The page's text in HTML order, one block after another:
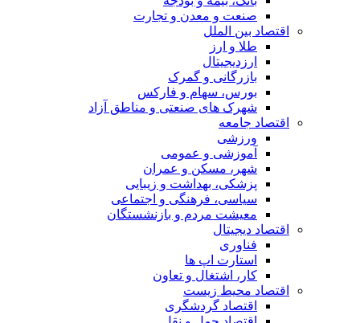
صنعت و معدن و تجارت
اقتصاد بین الملل
طلا و ارز
ارزدیجیتال
بازرگانی و گمرک
بورس، سهام و فارکس
شهرک های صنعتی و مناطق آزاد
اقتصاد جامعه
ورزشی
آموزشی و عمومی
شهر، مسکن و عمران
پزشکی، بهداشت و زیبایی
سیاسی، فرهنگی و اجتماعی
معیشت مردم و بازنشستگان
اقتصاد دیجیتال
فناوری
استارت اپ ها
کار، اشتغال و تعاون
اقتصاد محیط زیست
اقتصاد گردشگری